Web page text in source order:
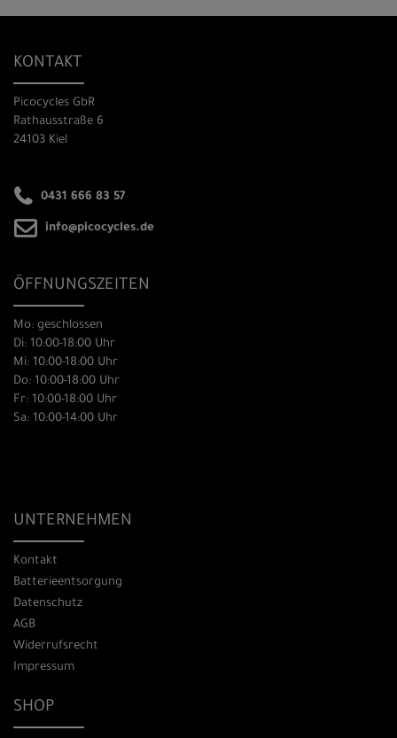
KONTAKT
Picocycles GbR
Rathausstraße 6
24103 Kiel
0431 666 83 57
info@picocycles.de
ÖFFNUNGSZEITEN
Mo: geschlossen
Di: 10:00-18:00 Uhr
Mi: 10:00-18:00 Uhr
Do: 10:00-18:00 Uhr
Fr: 10:00-18:00 Uhr
Sa: 10:00-14:00 Uhr
UNTERNEHMEN
Kontakt
Batterieentsorgung
Datenschutz
AGB
Widerrufsrecht
Impressum
SHOP